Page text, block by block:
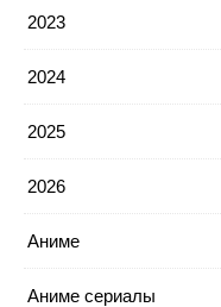
2023
2024
2025
2026
Аниме
Аниме сериалы